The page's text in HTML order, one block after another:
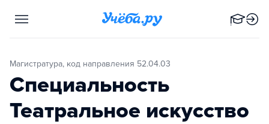
Магистратура, код направления 52.04.03
Специальность
Театральное искусство